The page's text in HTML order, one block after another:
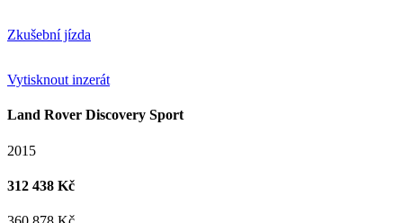
Zkušební jízda
Vytisknout inzerát
Land Rover Discovery Sport
2015
312 438 Kč